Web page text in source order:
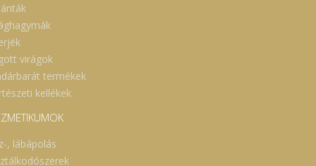
virágok
termékek
kellékek
, lábápolás